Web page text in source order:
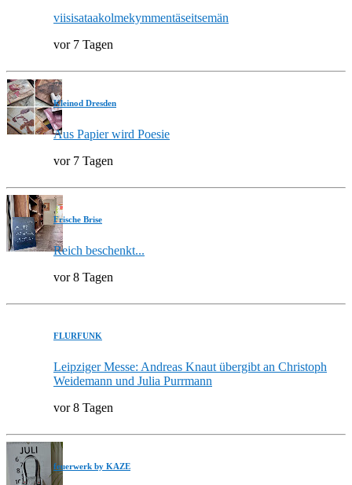
viisisataakolmekymmentäseitsemän
vor 7 Tagen
Kleinod Dresden
Aus Papier wird Poesie
vor 7 Tagen
Frische Brise
Reich beschenkt...
vor 8 Tagen
FLURFUNK
Leipziger Messe: Andreas Knaut übergibt an Christoph
Weidemann und Julia Purrmann
vor 8 Tagen
feuerwerk by KAZE